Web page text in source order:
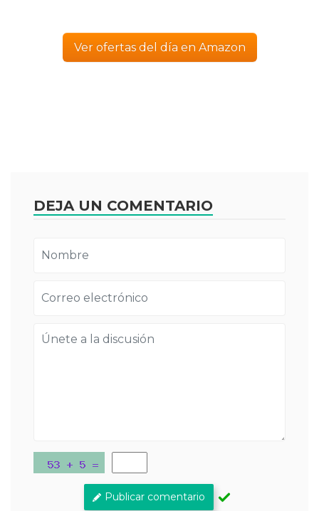
Ver ofertas del día en Amazon
DEJA UN COMENTARIO
Publicar comentario